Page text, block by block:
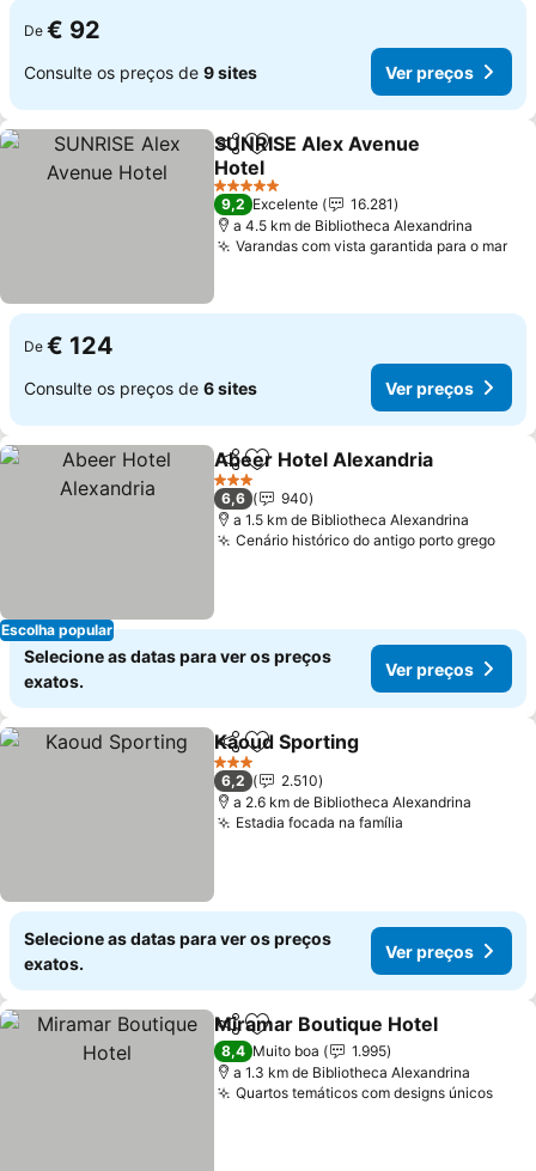
De € 92
Consulte os preços de 9 sites Ver preços
PartilharAdicionar aos favoritos
SUNRISE Alex Avenue
Hotel
Ver preços
5 Estrelas
9,2 Excelente
16.281
a 4.5 km de Bibliotheca Alexandrina
Varandas com vista garantida para o mar
De € 124
Consulte os preços de 6 sites Ver preços
Escolha popular
PartilharAdicionar aos favoritos
Abeer Hotel Alexandria
3 Estrelas
6,6
940
a 1.5 km de Bibliotheca Alexandrina
Cenário histórico do antigo porto gregoVer
Selecione as datas para ver os preços
exatos.
Ver preços
PartilharAdicionar aos favoritos
Kaoud Sporting
3 Estrelas
6,2
2.510
a 2.6 km de Bibliotheca Alexandrina
Estadia focada na família
Selecione as datas para ver os preços
exatos.
Ver preços
PartilharAdicionar aos favoritos
Miramar Boutique Hotel
8,4 Muito boa
1.995
a 1.3 km de Bibliotheca Alexandrina
Quartos temáticos com designs únicosVer